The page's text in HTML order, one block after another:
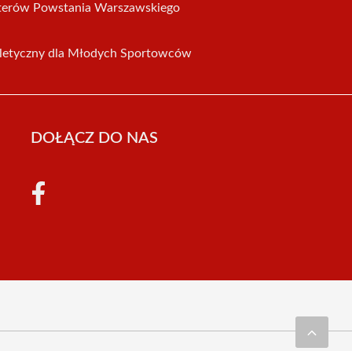
Powstania Warszawskiego
dla Młodych Sportowców
DOŁĄCZ DO NAS